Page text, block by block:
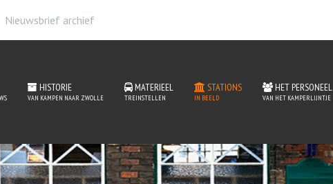
Nieuwsbrief archief
HISTORIE
VAN KAMPEN NAAR ZWOLLE
MATERIEEL
TREINSTELLEN
STATIONS
IN BEELD
HET PERSONEEL
VAN HET KAMPERLIJNTJE